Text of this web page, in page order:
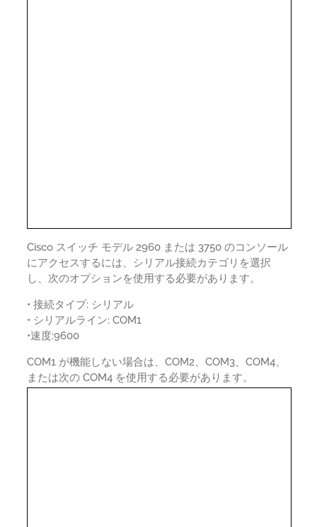
Cisco スイッチ モデル 2960 または 3750 のコンソール
にアクセスするには、シリアル接続カテゴリを選択
し、次のオプションを使用する必要があります。
• 接続タイプ: シリアル
• シリアルライン: COM1
•速度:9600
COM1 が機能しない場合は、COM2、COM3、COM4、
または次の COM4 を使用する必要があります。